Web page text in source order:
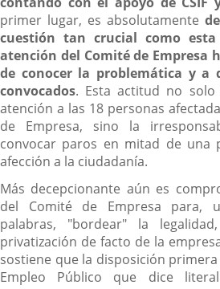
primer lugar, es absolutamente
cuestión tan crucial como
atención del Comité de Empresa
de conocer la problemática y a
convocados. Esta actitud no
atención a las 18 personas
de Empresa, sino la
convocar paros en mitad de una
afección a la ciudadanía.
Más decepcionante aún es
del Comité de Empresa para,
palabras, "bordear" la
privatización de facto de la
sostiene que la disposición
Empleo Público que dice